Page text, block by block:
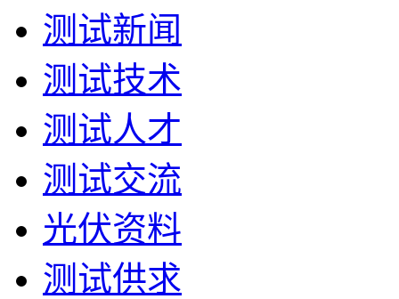
测试新闻
测试技术
测试人才
测试交流
光伏资料
测试供求